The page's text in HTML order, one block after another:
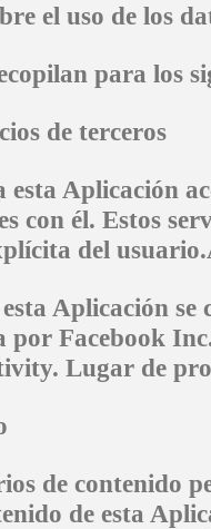
el uso de los
para los
de terceros
Aplicación
con él. Estos
del
Aplicación
Facebook
Lugar de
de contenido
de esta